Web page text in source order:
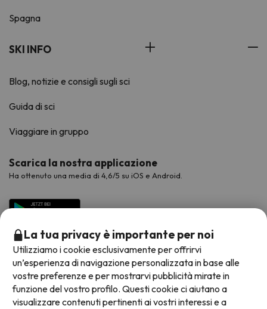
Spagna
SKI INFO
Blog, notizie e consigli sugli sci
Guida di sci
Viaggiare in gruppo
Scarica la nostra applicazione
Ha ottenuto una media di 4,6/5 su iOS e Android.
Metodi di pagamento disponibili
La tua privacy è importante per noi
Utilizziamo i cookie esclusivamente per offrirvi
un’esperienza di navigazione personalizzata in base alle
vostre preferenze e per mostrarvi pubblicità mirate in
funzione del vostro profilo. Questi cookie ci aiutano a
visualizzare contenuti pertinenti ai vostri interessi e a